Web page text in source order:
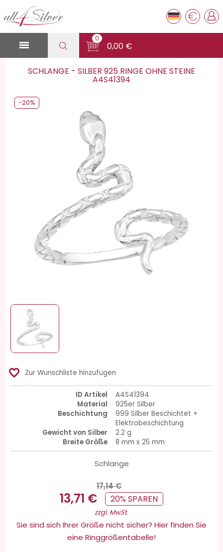
€

0
0,00 €
SCHLANGE - SILBER 925 RINGE OHNE STEINE
A4S41394
-20%
favorite_border Zur Wunschliste hinzufügen
ID Artikel
A4S41394
Material
925er Silber
Beschichtung
999 Silber Beschichtet +
Elektrobeschichtung
Gewicht von Silber
2.2 g
Breite Größe
8 mm x 25 mm
Schlange
17,14 €
13,71 € 20% SPAREN
zzgl. MwSt.
Sie sind sich Ihrer Größe nicht sicher? Hier finden Sie
eine Ringgrößentabelle!